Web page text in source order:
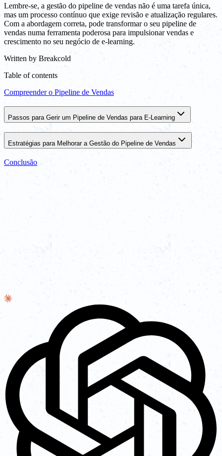
Lembre-se, a gestão do pipeline de vendas não é uma tarefa única,
mas um processo contínuo que exige revisão e atualização regulares.
Com a abordagem correta, pode transformar o seu pipeline de
vendas numa ferramenta poderosa para impulsionar vendas e
crescimento no seu negócio de e-learning.
Written by Breakcold
Table of contents
Compreender o Pipeline de Vendas
Passos para Gerir um Pipeline de Vendas para E-Learning
Estratégias para Melhorar a Gestão do Pipeline de Vendas
Conclusão